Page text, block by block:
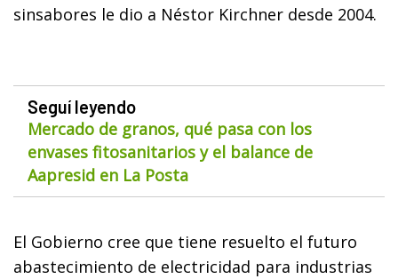
sinsabores le dio a Néstor Kirchner desde 2004.
Seguí leyendo
Mercado de granos, qué pasa con los
envases fitosanitarios y el balance de
Aapresid en La Posta
El Gobierno cree que tiene resuelto el futuro
abastecimiento de electricidad para industrias